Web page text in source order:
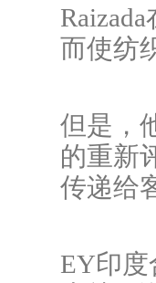
而使纺
但是，
的重新
传递给
EY印